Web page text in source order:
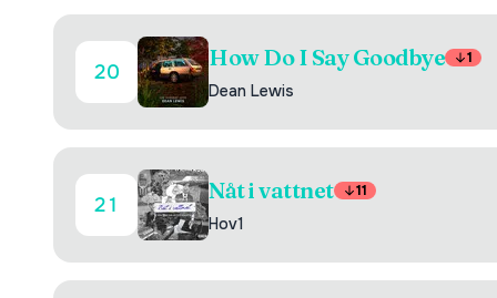
20
How Do I Say Goodbye 1
Dean Lewis
21
Nåt i vattnet 11
Hov1